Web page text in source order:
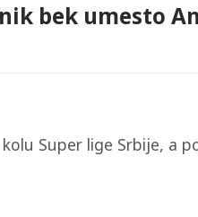
bek umesto
Super lige Srbije, a